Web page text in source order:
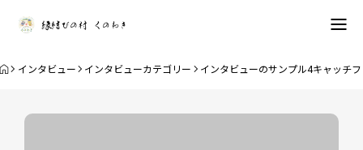
アバウト
ブログ
インタビュー インタビューカテゴリー インタビューのサンプル4キャッチ